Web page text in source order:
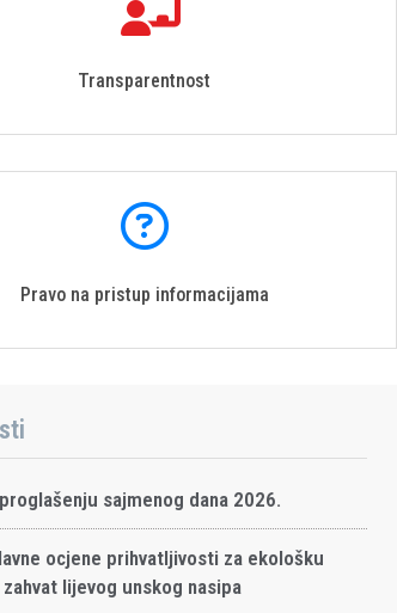
Transparentnost
Pravo na pristup informacijama
sajmenog dana 2026.
ocjene prihvatljivosti za ekološku
lijevog unskog nasipa